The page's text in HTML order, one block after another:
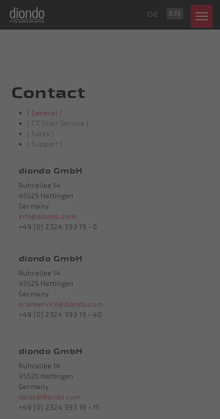
DE EN
Contact
[ General ]
[ CT Scan Service ]
[ Sales ]
[ Support ]
diondo GmbH
Ruhrallee 14
45525 Hattingen
Germany
info@diondo.com
+49 [0] 2324 393 19 - 0
diondo GmbH
Ruhrallee 14
45525 Hattingen
Germany
scanservice@diondo.com
+49 [0] 2324 393 19 - 40
diondo GmbH
Ruhrallee 14
45525 Hattingen
Germany
sales@diondo.com
+49 [0] 2324 393 19 - 15